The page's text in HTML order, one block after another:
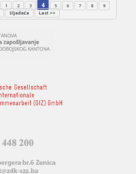
1 2 3 4 5 6 7 8
9
Sljedeća Last >>